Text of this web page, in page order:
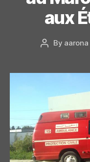
aux
Post
By aarona